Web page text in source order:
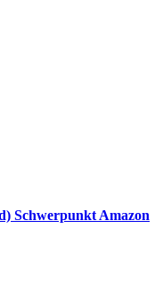
Schwerpunkt Amazon